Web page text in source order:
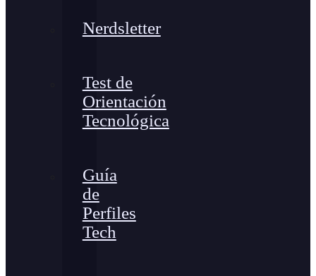
Nerdsletter
Test de
Orientación
Tecnológica
Guía
de
Perfiles
Tech